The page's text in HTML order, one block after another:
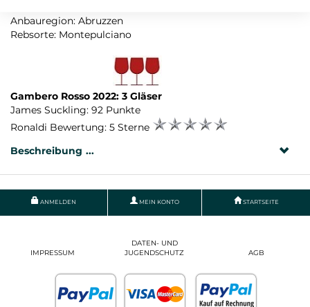
Anbauregion: Abruzzen
Rebsorte: Montepulciano
Gambero Rosso 2022: 3 Gläser
James Suckling: 92 Punkte
Ronaldi Bewertung: 5 Sterne
Beschreibung
ANMELDEN MEIN KONTO STARTSEITE
IMPRESSUM
DATEN- UND
JUGENDSCHUTZ
AGB